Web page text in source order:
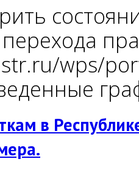
wps/
в